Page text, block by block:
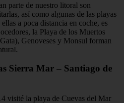
parte de nuestro litoral son
así como algunas de las playas
a poca distancia en coche, es
la Playa de los Muertos
Genoveses y Monsul forman
Sierra Mar – Santiago de
visité la playa de Cuevas del Mar